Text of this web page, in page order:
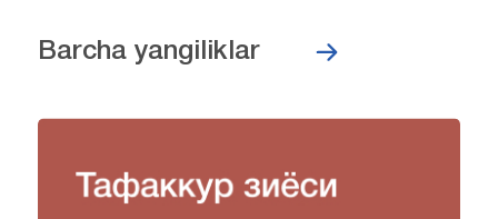
Barcha yangiliklar